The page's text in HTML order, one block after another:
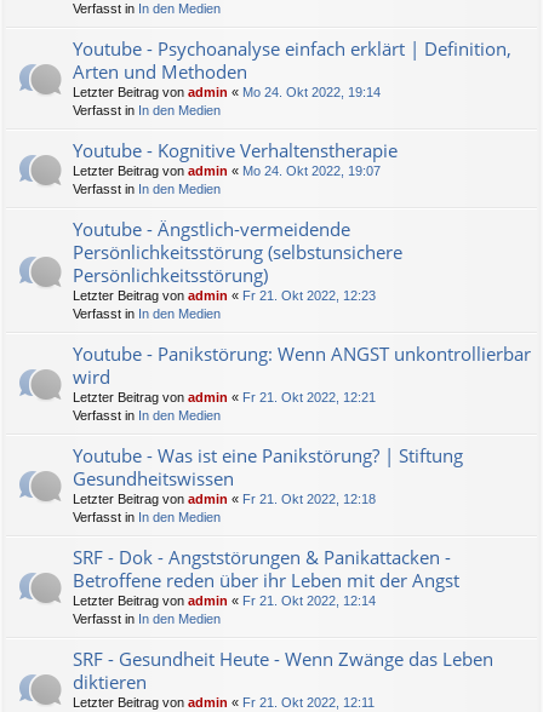
Verfasst in In den Medien
Youtube - Psychoanalyse einfach erklärt | Definition,
Arten und Methoden
Letzter Beitrag von admin « Mo 24. Okt 2022, 19:14
Verfasst in In den Medien
Youtube - Kognitive Verhaltenstherapie
Letzter Beitrag von admin « Mo 24. Okt 2022, 19:07
Verfasst in In den Medien
Youtube - Ängstlich-vermeidende
Persönlichkeitsstörung (selbstunsichere
Persönlichkeitsstörung)
Letzter Beitrag von admin « Fr 21. Okt 2022, 12:23
Verfasst in In den Medien
Youtube - Panikstörung: Wenn ANGST unkontrollierbar
wird
Letzter Beitrag von admin « Fr 21. Okt 2022, 12:21
Verfasst in In den Medien
Youtube - Was ist eine Panikstörung? | Stiftung
Gesundheitswissen
Letzter Beitrag von admin « Fr 21. Okt 2022, 12:18
Verfasst in In den Medien
SRF - Dok - Angststörungen & Panikattacken -
Betroffene reden über ihr Leben mit der Angst
Letzter Beitrag von admin « Fr 21. Okt 2022, 12:14
Verfasst in In den Medien
SRF - Gesundheit Heute - Wenn Zwänge das Leben
diktieren
Letzter Beitrag von admin « Fr 21. Okt 2022, 12:11